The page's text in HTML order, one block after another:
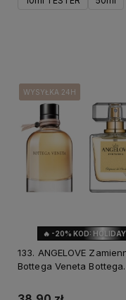
🔥 -20% KOD: HOLIDAY
WYSYŁKA 24H
WYSYŁKA 24H
WYSYŁKA 24H
WYSYŁKA 24H
133. ANGELOVE
Bottega Veneta Bottega